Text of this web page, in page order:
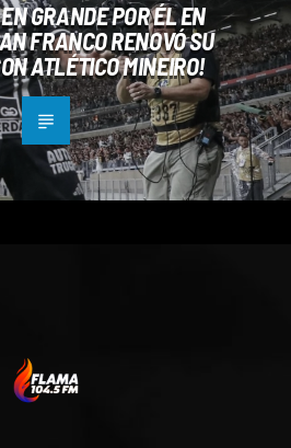
GRANDE POR ÉL EN
FRANCO RENOVÓ SU
ATLÉTICO MINEIRO!